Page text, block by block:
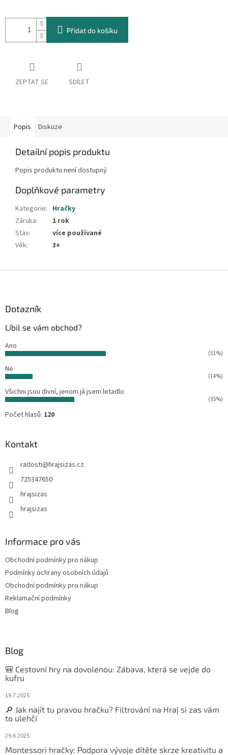
cena:
Přidat do košíku
ZEPTAT SE SDÍLET
Popis Diskuze
Detailní popis produktu
Popis produktu není dostupný
Doplňkové parametry
Kategorie: Hračky
Záruka:
1 rok
Stav:
více používané
Věk: 3+
Dotazník
Líbil se vám obchod?
Ano
(51%)
Ne
(14%)
Všichni jsou divní, jenom já jsem letadlo
(35%)
Počet hlasů: 120
Kontakt
radosti@hrajsizas.cz
725347650
hrajsizas
hrajsizas
Informace pro vás
Obchodní podmínky pro nákup
Podmínky ochrany osobních údajů
Obchodní podmínky pro nákup
Reklamační podmínky
Blog
Blog
🎒 Cestovní hry na dovolenou: Zábava, která se vejde do
kufru
19.7.2025
🔎 Jak najít tu pravou hračku? Filtrování na Hraj si zas vám
to ulehčí
29.6.2025
Montessori hračky: Podpora vývoje dítěte skrze kreativitu a